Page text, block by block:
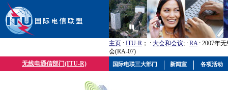
主页 : ITU-R ； : 大会和会议; : RA: 2007年
会(RA-07)
无线电通信部门(ITU-R)
国际电联三大部门 新闻室 各项活动